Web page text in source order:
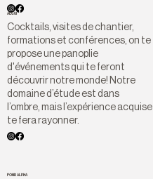
AEGUI
Cocktails, visites de chantier,
formations et conférences, on te
propose une panoplie
d'événements qui te feront
découvrir notre monde! Notre
domaine d’étude est dans
l’ombre, mais l’expérience acquise
te fera rayonner.
FOND ALPHA